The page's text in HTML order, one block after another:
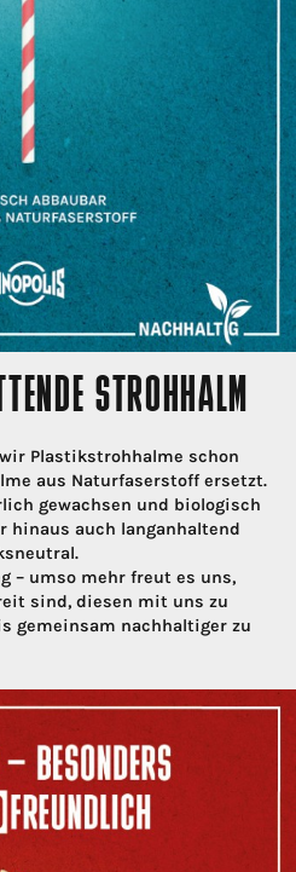
STROHHALM
Plastikstrohhalme schon
aus Naturfaserstoff ersetzt.
gewachsen und biologisch
hinaus auch langanhaltend
– umso mehr freut es uns,
sind, diesen mit uns zu
gemeinsam nachhaltiger zu